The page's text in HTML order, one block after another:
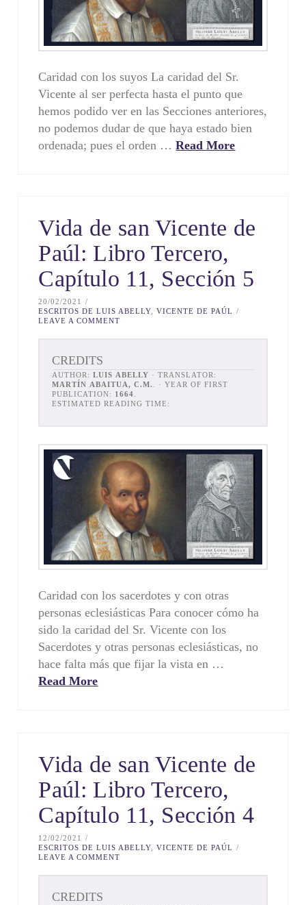
Caridad con los suyos La caridad del Sr.
Vicente al ser perfecta hasta el punto que
hemos podido ver en las Secciones anteriores,
no podemos dudar de que haya estado bien
ordenada; pues el orden …Read More
Vida de san Vicente de
Paúl: Libro Tercero,
Capítulo 11, Sección 5
20/02/2021
ESCRITOS DE LUIS ABELLY ,VICENTE DE PAÚL
LEAVE A COMMENT
CREDITS
AUTHOR:LUIS ABELLY · TRANSLATOR:
MARTÍN ABAITUA, C.M.
. · YEAR OF FIRST
PUBLICATION: 1664
ESTIMATED READING TIME:
Caridad con los sacerdotes y con otras
personas eclesiásticas Para conocer cómo ha
sido la caridad del Sr. Vicente con los
Sacerdotes y otras personas eclesiásticas, no
hace falta más que fijar la vista en …
Read More
Vida de san Vicente de
Paúl: Libro Tercero,
Capítulo 11, Sección 4
12/02/2021
ESCRITOS DE LUIS ABELLY ,VICENTE DE PAÚL
LEAVE A COMMENT
CREDITS